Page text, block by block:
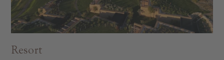
Resort